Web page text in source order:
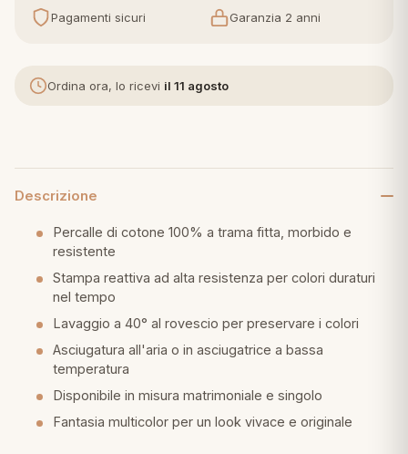
e Pigiami
Pagamenti sicuri Garanzia 2 anni
Ordina ora, lo ricevi il 11 agosto
Descrizione
Percalle di cotone 100% a trama fitta, morbido e
resistente
Stampa reattiva ad alta resistenza per colori duraturi
nel tempo
Lavaggio a 40° al rovescio per preservare i colori
Asciugatura all'aria o in asciugatrice a bassa
temperatura
Disponibile in misura matrimoniale e singolo
Fantasia multicolor per un look vivace e originale